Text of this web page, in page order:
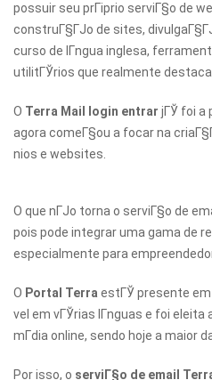
possuir seu prГіprio serviГ§o de
construГ§ГЈo de sites,
curso de lГ­ngua inglesa,
utilitГЎrios que realmente
O Terra Mail login entrar jГЎ foi a
agora comeГ§ou a focar na
nios e websites.
O que nГЈo torna o serviГ§o de
pois pode integrar uma gama de
especialmente para
O Portal Terra estГЎ presente
vel em vГЎrias lГ­nguas e foi
mГ­dia online, sendo hoje a maior
Por isso, o serviГ§o de email